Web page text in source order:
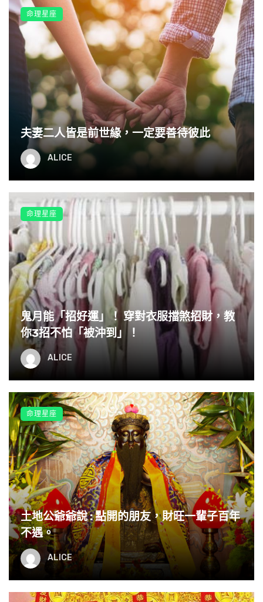
黑護法，願你金剛摧魔。
送你一件般若衣，前襟菩提心，後襟出離心，多聞是領子，
善巧是袖子，戒律是扣子，禪定是裡慧是面，口袋裝方便，
穿上吧。
道生於平和安靜，德生於謙和大度，慈生於博愛真誠，善生
於感恩包容，福生於快樂滿足，喜生於健康成就，願道德慈
善福喜集您一生！
夫妻二人皆是前世緣，一定要善待彼此
ALICE
命理星座
鬼月能「招好運」！ 穿對衣服擋煞招財，教
你3招不怕「被沖到」！
ALICE
命理星座
土地公爺爺說 : 點開的朋友，財旺一輩子百年
不遇。
ALICE
命理星座